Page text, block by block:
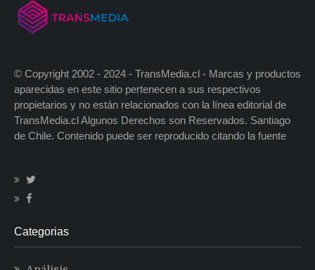
© Copyright 2002 - 2024 - TransMedia.cl - Marcas y productos
aparecidas en este sitio pertenecen a sus respectivos
propietarios y no están relacionados con la línea editorial de
TransMedia.cl Algunos Derechos son Reservados. Santiago
de Chile. Contenido puede ser reproducido citando la fuente
Categorias